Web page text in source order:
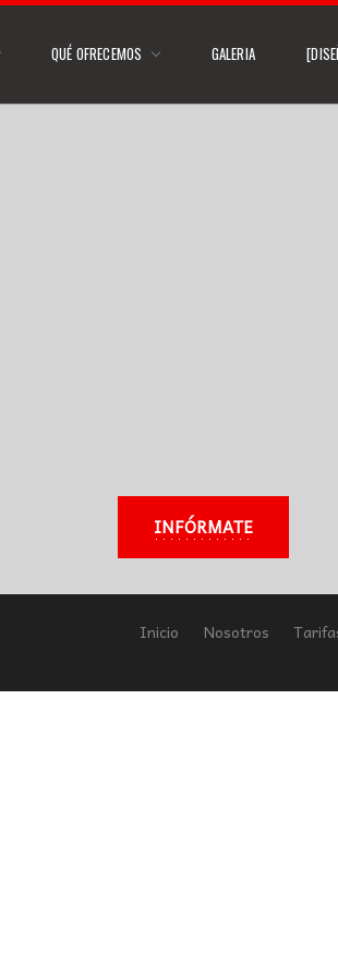
QUÉ OFRECEMOS GALERIA
INFÓRMATE
Inicio Nosotros